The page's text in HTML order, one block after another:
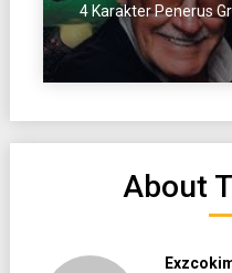
4 Karakter Penerus
About